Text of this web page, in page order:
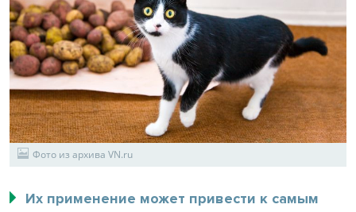
Фото из архива VN.ru
Их применение может привести к самым